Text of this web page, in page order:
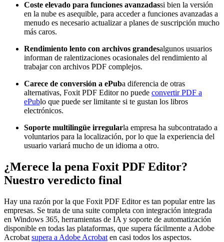
Coste elevado para funciones avanzadassi bien la versión
en la nube es asequible, para acceder a funciones avanzadas a
menudo es necesario actualizar a planes de suscripción mucho
más caros.
Rendimiento lento con archivos grandesalgunos usuarios
informan de ralentizaciones ocasionales del rendimiento al
trabajar con archivos PDF complejos.
Carece de conversión a ePuba diferencia de otras
alternativas, Foxit PDF Editor no puede convertir PDF a
ePublo que puede ser limitante si te gustan los libros
electrónicos.
Soporte multilingüe irregularla empresa ha subcontratado a
voluntarios para la localización, por lo que la experiencia del
usuario variará mucho de un idioma a otro.
¿Merece la pena Foxit PDF Editor?
Nuestro veredicto final
Hay una razón por la que Foxit PDF Editor es tan popular entre las
empresas. Se trata de una suite completa con integración integrada
en Windows 365, herramientas de IA y soporte de automatización
disponible en todas las plataformas, que supera fácilmente a Adobe
Acrobat supera a Adobe Acrobat en casi todos los aspectos.